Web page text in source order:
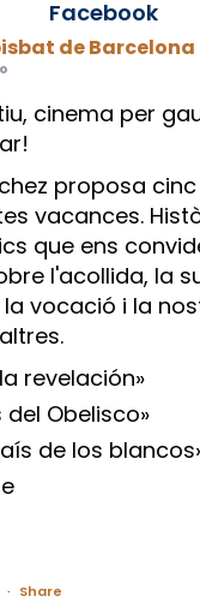
Facebook
de Barcelona
cinema per
proposa cinc
vacances.
que ens
l'acollida, la
vocació i la
revelación»
del Obelisco»
de los
· Share